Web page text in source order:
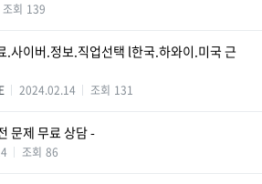
조회 139
.사이버.정보.직업선택 l한국.하와이.미국 근
2024.02.14 조회 131
문제 무료 상담 -
조회 86